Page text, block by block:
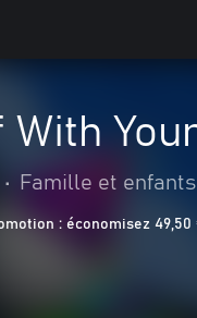
With
• Famille et enfants
: économisez